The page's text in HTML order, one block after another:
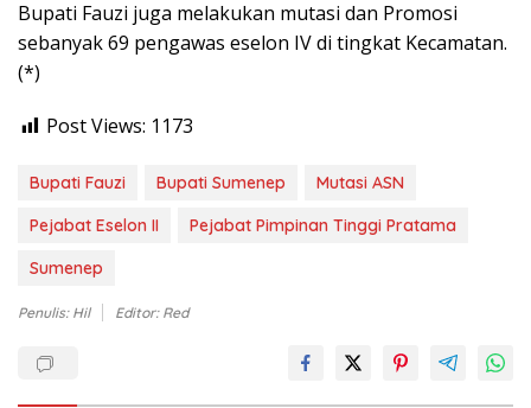
Bupati Fauzi juga melakukan mutasi dan Promosi
sebanyak 69 pengawas eselon IV di tingkat Kecamatan.
(*)
Post Views: 1173
Bupati Fauzi Bupati Sumenep
Mutasi ASN
Pejabat Eselon II
Pejabat Pimpinan Tinggi Pratama
Sumenep
Penulis: Hil Editor: Red